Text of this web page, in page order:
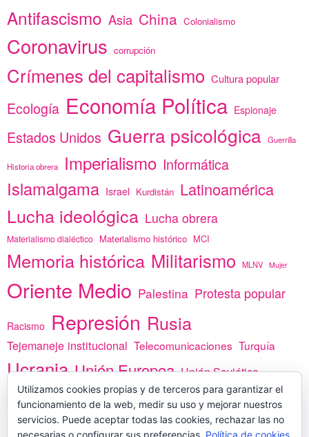
Antifascismo Asia China Colonialismo
Coronavirus corrupción
Crímenes del capitalismo Cultura popular
Ecología Economía Política Espionaje
Estados Unidos Guerra psicológica Guerrilla
Historia obrera Imperialismo Informática
Islamalgama Israel Kurdistán Latinoamérica
Lucha ideológica Lucha obrera
Materialismo dialéctico Materialismo histórico MCI
Memoria histórica Militarismo MLNV Mujer
Oriente Medio Palestina Protesta popular
Racismo Represión Rusia
Tejemaneje institucional Telecomunicaciones Turquía
Ucrania Unión Europea Unión Soviética
vacunas Yemen África
Utilizamos cookies propias y de terceros para garantizar el
funcionamiento de la web, medir su uso y mejorar nuestros
servicios. Puede aceptar todas las cookies, rechazar las no
necesarias o configurar sus preferencias. Política de cookies